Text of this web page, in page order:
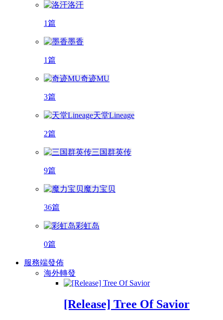
洛汗
1篇
墨香
1篇
奇迹MU
3篇
天堂Lineage
2篇
三国群英传
9篇
魔力宝贝
36篇
彩虹岛
0篇
服務端發佈
海外轉發
[Release] Tree Of Savior